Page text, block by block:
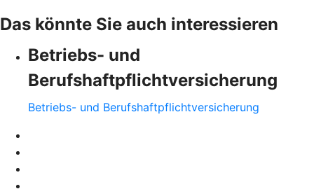
Das könnte Sie auch interessieren
Betriebs- und
Berufshaftpflichtversicherung
Betriebs- und Berufshaftpflichtversicherung